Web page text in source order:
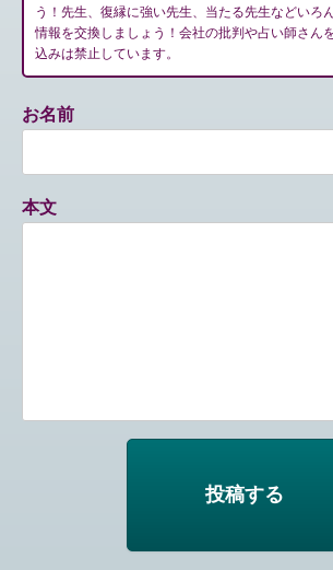
う！先生、復縁に強い先生、当たる先生などいろ
情報を交換しましょう！会社の批判や占い師さん
込みは禁止しています。
お名前
本文